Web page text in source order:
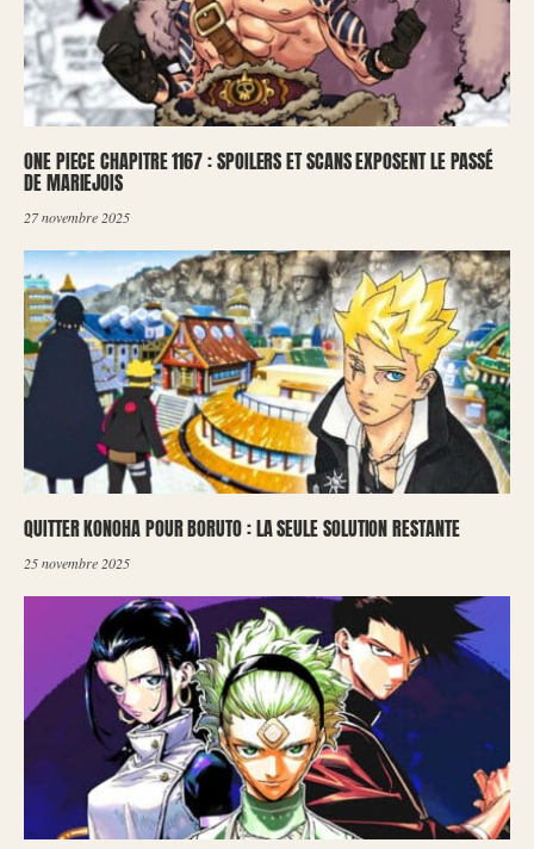
ONE PIECE CHAPITRE 1167 : SPOILERS ET SCANS EXPOSENT LE PASSÉ
DE MARIEJOIS
27 novembre 2025
QUITTER KONOHA POUR BORUTO : LA SEULE SOLUTION RESTANTE
25 novembre 2025